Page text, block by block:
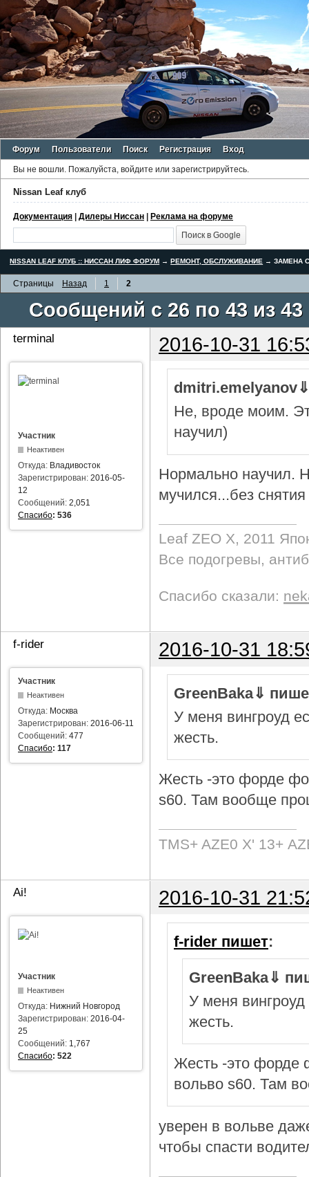
Форум Пользователи Поиск Регистрация Вход
Вы не вошли. Пожалуйста, войдите или зарегистрируйтесь.
Nissan Leaf клуб
Документация | Дилеры Ниссан | Реклама на форуме
NISSAN LEAF КЛУБ :: НИССАН ЛИФ ФОРУМ → РЕМОНТ, ОБСЛУЖИВАНИЕ →ЗАМЕНА
Страницы Назад 1 2
Сообщений с 26 по 43 из 43
terminal 2016-10-31
Участник
Неактивен
Откуда: Владивосток
Зарегистрирован: 2016-05-
12
Сообщений: 2,051
Спасибо: 536
Не, вроде моим.
научил)
Нормально научил.
мучился...без снятия
Leaf ZEO Х, 2011
Все подогревы,
Спасибо сказали:
f-rider 2016-10-31
Участник
Неактивен
Откуда: Москва
Зарегистрирован: 2016-06-11
Сообщений: 477
Спасибо: 117
GreenBaka⇓
У меня вингроуд
жесть.
Жесть -это форде
s60. Там вообще
TMS+ AZE0 Х' 13+
Ai! 2016-10-31
Участник
Неактивен
Откуда: Нижний Новгород
Зарегистрирован: 2016-04-
25
Сообщений: 1,767
Спасибо: 522
f-rider пишет:
GreenBaka⇓
У меня вингроуд
жесть.
Жесть -это форде
вольво s60. Там
уверен в вольве
чтобы спасти